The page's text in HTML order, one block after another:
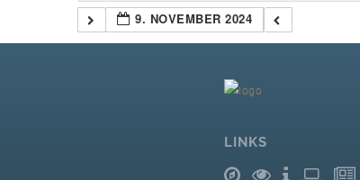
9. NOVEMBER 2024
LINKS